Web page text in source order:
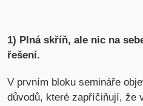
1) Plná skříň, ale nic na
řešení.
V prvním bloku semináře
důvodů, které zapříčiňují, že